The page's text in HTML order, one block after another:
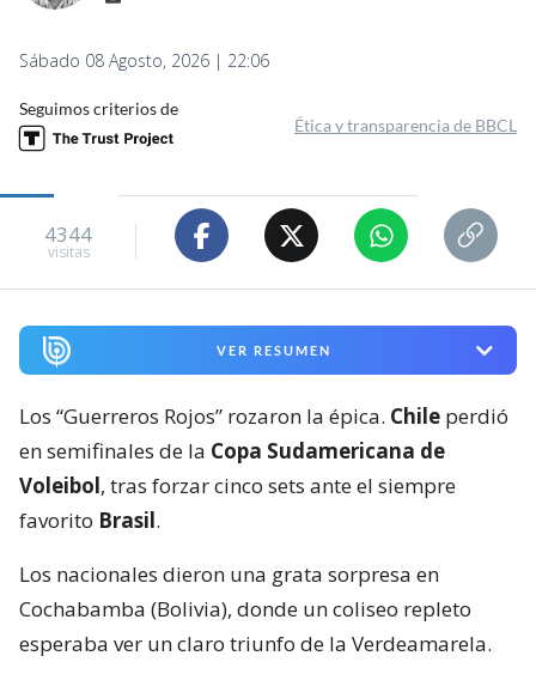
Sábado 08 Agosto, 2026 | 22:06
Seguimos criterios de
Ética y transparencia de BBCL
4344
visitas
VER RESUMEN
Los “Guerreros Rojos” rozaron la épica. Chile perdió
en semifinales de la Copa Sudamericana de
Voleibol, tras forzar cinco sets ante el siempre
favorito Brasil.
Los nacionales dieron una grata sorpresa en
Cochabamba (Bolivia), donde un coliseo repleto
esperaba ver un claro triunfo de la Verdeamarela.